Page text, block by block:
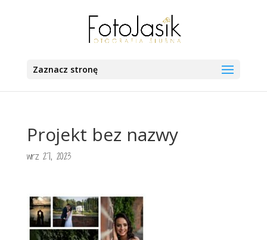
Zaznacz stronę
Projekt bez nazwy
wrz 27, 2023